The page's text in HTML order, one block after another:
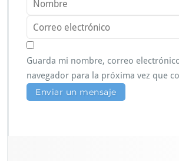
Guarda mi nombre, correo
navegador para la próxima vez que